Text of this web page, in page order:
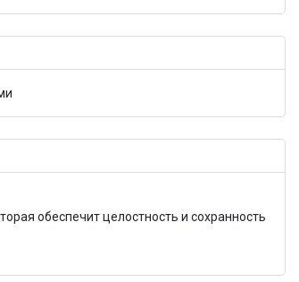
обеспечит целостность и сохранность